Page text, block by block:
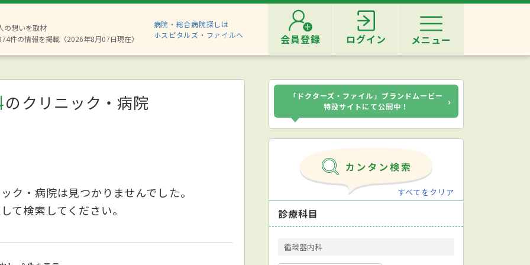
の想いを取材
件の情報を掲載（2026年8月07日現在）
病院・総合病院探しは
ホスピタルズ・ファイルへ
会員登録 ログイン メニュー
のクリニック・病院
ク・病院は見つかりませんでした。
て検索してください。
「ドクターズ・ファイル」ブランドムービー
特設サイトにて公開中！
›
すべてをクリア
診療科目
循環器内科